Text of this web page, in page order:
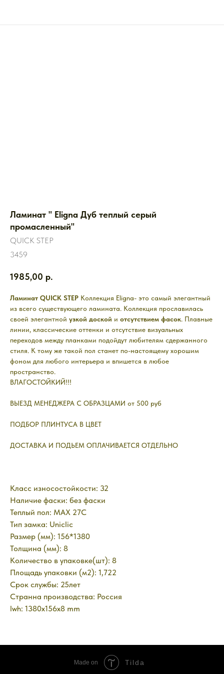
Ламинат " Eligna Дуб теплый серый
промасленный"
QUICK STEP
3459
1985,00 р.
Ламинат QUICK STEP Коллекция Eligna- это самый элегантный
из всего существующего ламината. Коллекция прославилась
своей элегантной узкой доской и отсутствием фасок. Плавные
линии, классические оттенки и отсутствие визуальных
переходов между планками подойдут любителям сдержанного
стиля. К тому же такой пол станет по-настоящему хорошим
фоном для любого интерьера и впишется в любое
пространство.
ВЛАГОСТОЙКИЙ!!!
ВЫЕЗД МЕНЕДЖЕРА С ОБРАЗЦАМИ от 500 руб
ПОДБОР ПЛИНТУСА В ЦВЕТ
ДОСТАВКА И ПОДЬЕМ ОПЛАЧИВАЕТСЯ ОТДЕЛЬНО
Класс износостойкости: 32
Наличие фаски: без фаски
Теплый пол: MAX 27C
Тип замка: Uniclic
Размер (мм): 156*1380
Толщина (мм): 8
Количество в упаковке(шт): 8
Площадь упаковки (м2): 1,722
Срок службы: 25лет
Странна производства: Россия
lwh: 1380x156x8 mm
Made on Tilda